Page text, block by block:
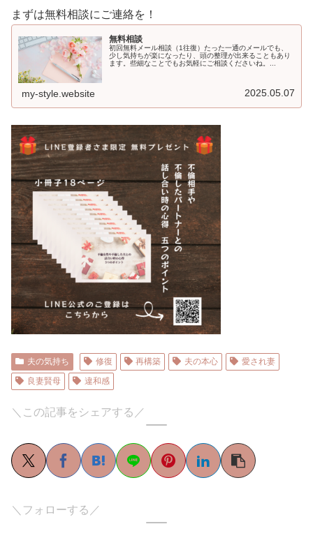
まずは無料相談にご連絡を！
無料相談
初回無料メール相談（1往復）たった一通のメールでも、
少し気持ちが楽になったり、頭の整理が出来ることもあり
ます。些細なことでもお気軽にご相談くださいね。...
my-style.website 2025.05.07
夫の気持ち 修復 再構築 夫の本心
愛され妻
良妻賢母
違和感
＼この記事をシェアする／
＼フォローする／